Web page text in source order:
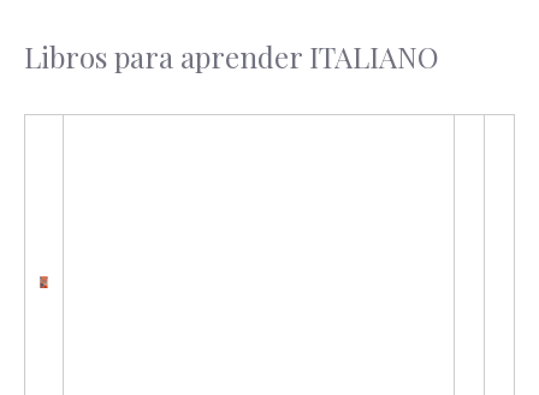
Libros para aprender ITALIANO